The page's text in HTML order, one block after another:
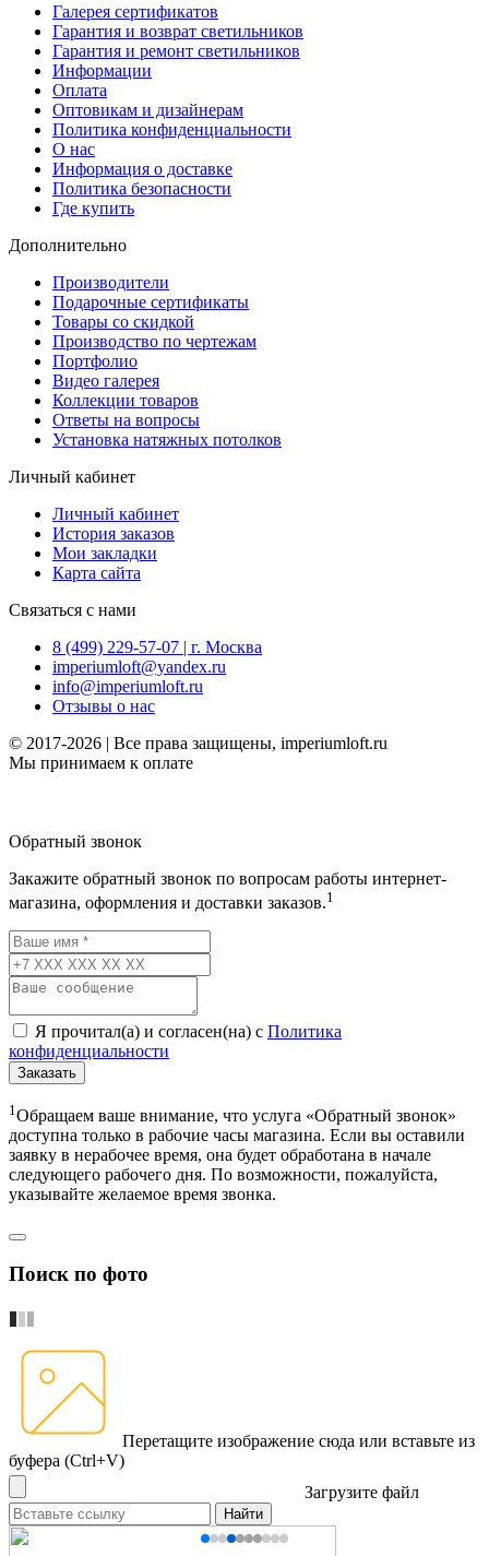
Галерея сертификатов
Гарантия и возврат светильников
Гарантия и ремонт светильников
Информации
Оплата
Оптовикам и дизайнерам
Политика конфиденциальности
О нас
Информация о доставке
Политика безопасности
Где купить
Дополнительно
Производители
Подарочные сертификаты
Товары со скидкой
Производство по чертежам
Портфолио
Видео галерея
Коллекции товаров
Ответы на вопросы
Установка натяжных потолков
Личный кабинет
Личный кабинет
История заказов
Мои закладки
Карта сайта
Связаться с нами
8 (499) 229-57-07 | г. Москва
imperiumloft@yandex.ru
info@imperiumloft.ru
Отзывы о нас
© 2017-2026 | Все права защищены, imperiumloft.ru
Мы принимаем к оплате
Обратный звонок
Закажите обратный звонок по вопросам работы интернет-
магазина, оформления и доставки заказов.1
Я прочитал(а) и согласен(на) с Политика
конфиденциальности
Заказать
1Обращаем ваше внимание, что услуга «Обратный звонок»
доступна только в рабочие часы магазина. Если вы оставили
заявку в нерабочее время, она будет обработана в начале
следующего рабочего дня. По возможности, пожалуйста,
указывайте желаемое время звонка.
Поиск по фото
Перетащите изображение сюда или вставьте из
буфера (Ctrl+V)
Загрузите файл
Найти